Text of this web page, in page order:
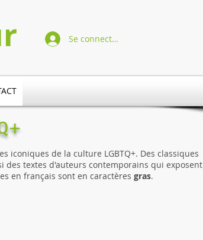
Se connecter
iconiques de la culture LGBTQ+. Des classiques
des textes d'auteurs contemporains qui exposent
en français sont en caractères gras.